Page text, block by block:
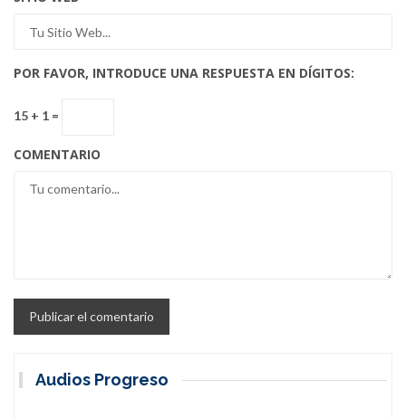
POR FAVOR, INTRODUCE UNA RESPUESTA EN DÍGITOS:
15 + 1 =
COMENTARIO
Audios Progreso